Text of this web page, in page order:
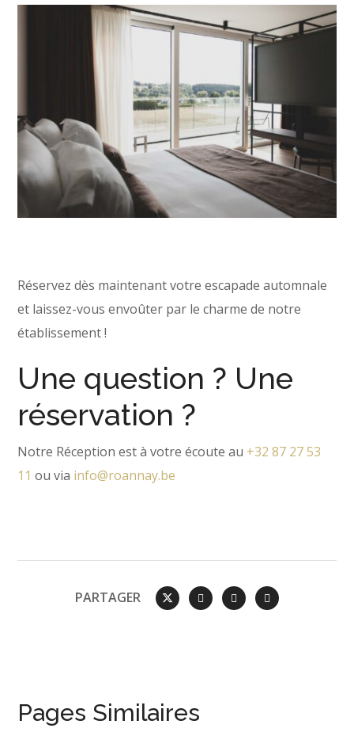
Réservez dès maintenant votre escapade automnale
et laissez-vous envoûter par le charme de notre
établissement !
Une question ? Une
réservation ?
Notre Réception est à votre écoute au +32 87 27 53
11 ou via info@roannay.be
PARTAGER
Pages Similaires